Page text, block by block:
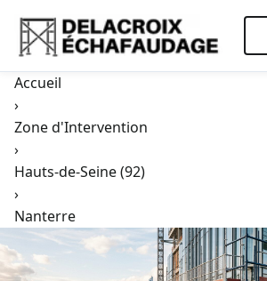
Accueil
›
Zone d'Intervention
›
Hauts-de-Seine (92)
›
Nanterre